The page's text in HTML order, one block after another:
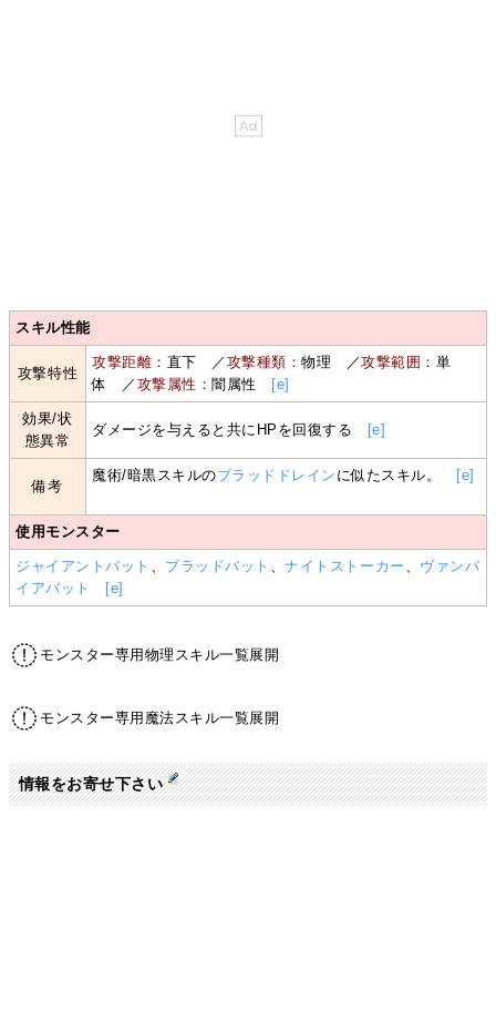
スキル性能
攻撃特性
攻撃距離： 直下 ／ 攻撃種類：物理 ／攻撃範囲：単
体 ／ 攻撃属性：闇属性 [e]
効果/状
態異常
ダメージを与えると共にHPを回復する [e]
備考
魔術/暗黒スキルのブラッドドレイン に似たスキル。 [e]
使用モンスター
ジャイアントバット ブラッドバット 、ナイトストーカー
ヴァンパ
イアバット
[e]
モンスター専用物理スキル一覧展開
モンスター専用魔法スキル一覧展開
情報をお寄せ下さい